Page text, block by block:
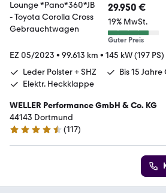
29.950 €
19% MwSt.
Guter Preis
EZ 05/2023 • 99.613 km • 145 kW (197 PS)
Leder Polster + SHZ
Bis 15
Elektr. Heckklappe
WELLER Performance GmbH & Co. KG
44143 Dortmund
4.6 Sterne
(117)